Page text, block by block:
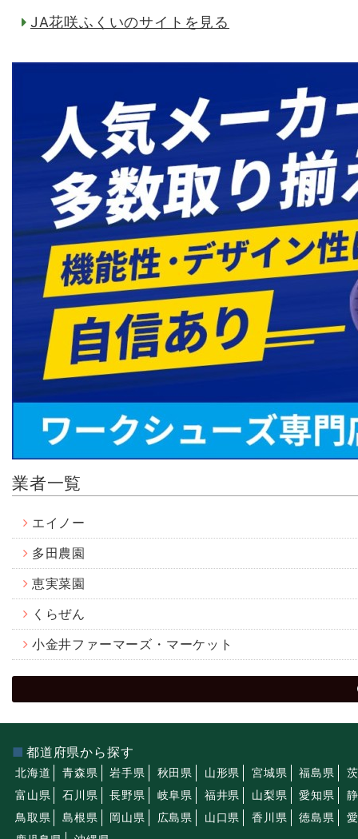
JA花咲ふくいのサイトを見る
業者一覧
エイノー
多田農園
恵実菜園
くらぜん
小金井ファーマーズ・マーケット
都道府県から探す
北海道 青森県 岩手県 秋田県 山形県 宮城県 福島県
富山県
石川県 長野県 岐阜県 福井県 山梨県 愛知県
鳥取県
島根県 岡山県 広島県 山口県 香川県 徳島県